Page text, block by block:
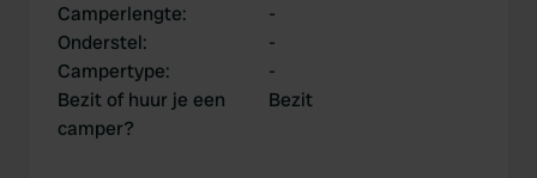
Camperlengte:
-
Onderstel:
-
Campertype:
-
Bezit of huur je een
camper?
Bezit